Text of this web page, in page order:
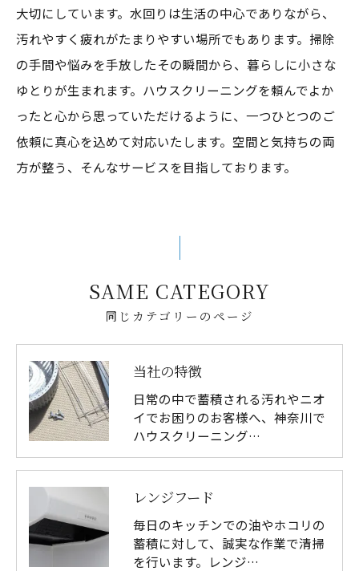
大切にしています。水回りは生活の中心でありながら、
汚れやすく疲れがたまりやすい場所でもあります。掃除
の手間や悩みを手放したその瞬間から、暮らしに小さな
ゆとりが生まれます。ハウスクリーニングを頼んでよか
ったと心から思っていただけるように、一つひとつのご
依頼に真心を込めて対応いたします。空間と気持ちの両
方が整う、そんなサービスを目指しております。
同じカテゴリーのページ
SAME CATEGORY
当社の特徴
日常の中で蓄積される汚れやニオ
イでお困りのお客様へ、神奈川で
ハウスクリーニング…
レンジフード
毎日のキッチンでの油やホコリの
蓄積に対して、誠実な作業で清掃
を行います。レンジ…